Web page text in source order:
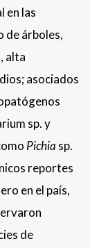
en las
de árboles,
alta
asociados
sp. y
Pichia sp.
reportes
en el país,
de